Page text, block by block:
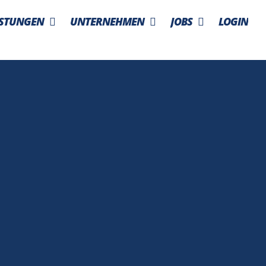
UNTERNEHMEN JOBS LOGIN